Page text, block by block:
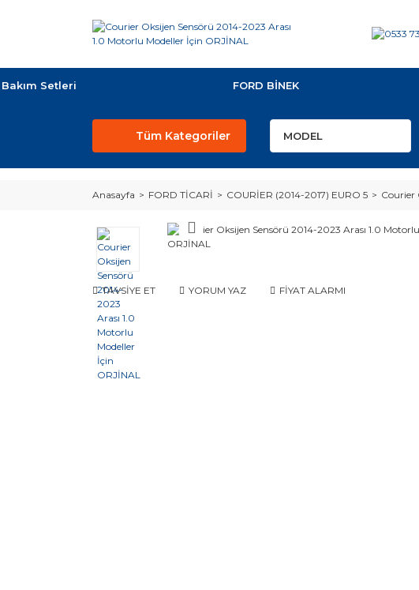
Bakım Setleri FORD BİNEK
Tüm Kategoriler
Anasayfa FORD TİCARİ COURİER (2014-2017) EURO 5 Courier
TAVSİYE ET YORUM YAZ FİYAT ALARMI